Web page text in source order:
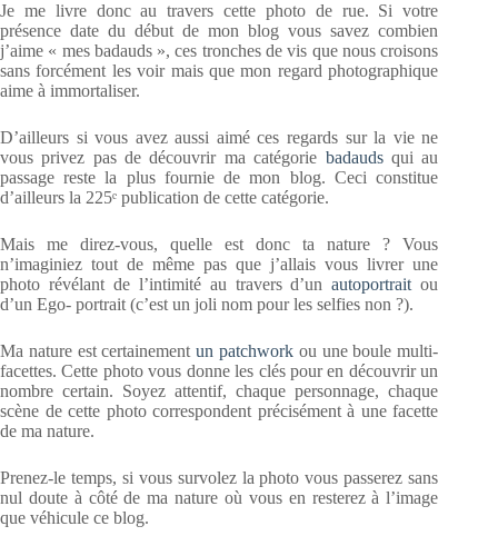
Je me livre donc au travers cette photo de rue. Si votre
présence date du début de mon blog vous savez combien
j’aime « mes badauds », ces tronches de vis que nous croisons
sans forcément les voir mais que mon regard photographique
aime à immortaliser.
D’ailleurs si vous avez aussi aimé ces regards sur la vie ne
vous privez pas de découvrir ma catégorie badaudsqui au
passage reste la plus fournie de mon blog. Ceci constitue
d’ailleurs la 225ᵉ publication de cette catégorie.
Mais me direz-vous, quelle est donc ta nature ? Vous
n’imaginiez tout de même pas que j’allais vous livrer une
photo révélant de l’intimité au travers d’unautoportrait ou
d’un Ego- portrait (c’est un joli nom pour les selfies non ?).
Ma nature est certainementun patchwork ou une boule multi-
facettes. Cette photo vous donne les clés pour en découvrir un
nombre certain. Soyez attentif, chaque personnage, chaque
scène de cette photo correspondent précisément à une facette
de ma nature.
Prenez-le temps, si vous survolez la photo vous passerez sans
nul doute à côté de ma nature où vous en resterez à l’image
que véhicule ce blog.